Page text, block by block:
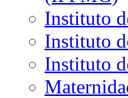
Instituto
Instituto
Instituto